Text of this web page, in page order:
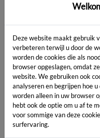
Artikelcode:
LENGTE:*
MAAT:*
Deze website maakt gebruik
verbeteren terwijl u door de
worden de cookies die als
browser opgeslagen, omdat
website. We gebruiken ook
analyseren en begrijpen hoe
worden alleen in uw browser
hebt ook de optie om u af te
voor sommige van deze
surfervaring.